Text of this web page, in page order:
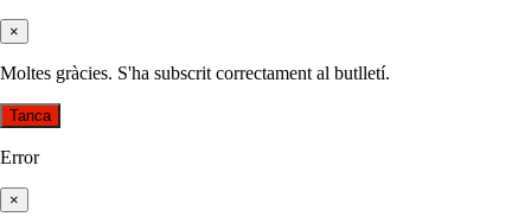
×
Moltes gràcies. S'ha subscrit correctament al butlletí.
Tanca
Error
×